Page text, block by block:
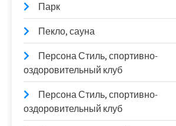
Парк
Пекло, сауна
Персона Стиль, спортивно-
оздоровительный клуб
Персона Стиль, спортивно-
оздоровительный клуб